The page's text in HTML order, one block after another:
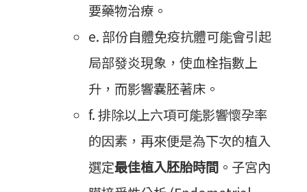
要藥物治療。
e. 部份自體免疫抗體可能會引起
局部發炎現象，使血栓指數上
升，而影響囊胚著床。
f. 排除以上六項可能影響懷孕率
的因素，再來便是為下次的植入
選定最佳植入胚胎時間 。子宮內